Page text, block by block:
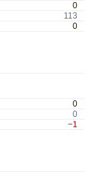
0
113
0
0
0
−1